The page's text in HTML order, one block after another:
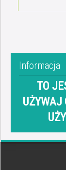
Informacja
TO
UŻYWAJ